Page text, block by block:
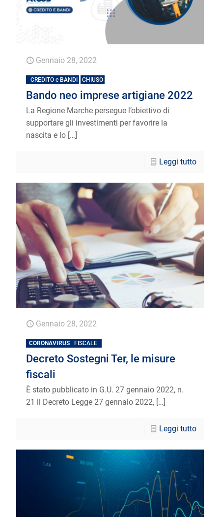
Gennaio 28, 2022
CREDITO e BANDI CHIUSO
Bando neo imprese artigiane 2022
La Regione Marche persegue l’obiettivo di
supportare gli investimenti per favorire la
nascita e lo […]
Leggi tutto
Gennaio 28, 2022
CORONAVIRUS FISCALE
Decreto Sostegni Ter, le misure
fiscali
È stato pubblicato in G.U. 27 gennaio 2022, n.
21 il Decreto Legge 27 gennaio 2022, […]
Leggi tutto